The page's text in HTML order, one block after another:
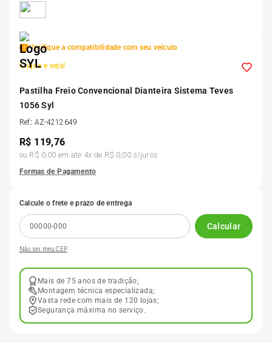
Verifique a compatibilidade com seu veículo
Clique e veja!
Pastilha Freio Convencional Dianteira Sistema Teves
1056 Syl
Ref: AZ-4212649
R$ 119,76
ou R$ 0,00 em até 4x de R$ 0,00s/juros
Formas de Pagamento
Calcule o frete e prazo de entrega
Calcular
Não sei meu CEP
Mais de 75 anos de tradição;
Montagem técnica especializada;
Vasta rede com mais de 120 lojas;
Segurança máxima no serviço.
5º
6º
7º 185 65r15
8 º
10º Pneu